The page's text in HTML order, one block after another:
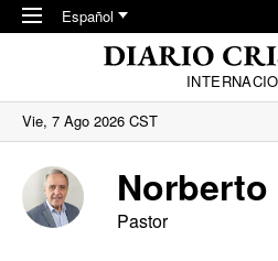
Skip to main content
Español
Vie, 7 Ago 2026 CST
Pastor